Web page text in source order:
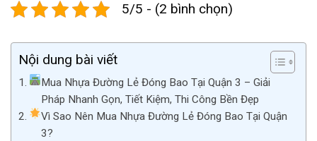
5/5 - (2 bình chọn)
Nội dung bài viết
Mua Nhựa Đường Lẻ Đóng Bao Tại Quận 3 – Giải
Pháp Nhanh Gọn, Tiết Kiệm, Thi Công Bền Đẹp
Vì Sao Nên Mua Nhựa Đường Lẻ Đóng Bao Tại Quận
3?